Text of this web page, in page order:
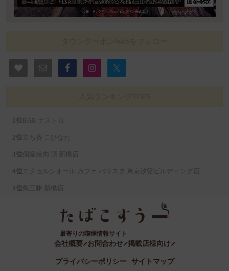
BAR ナストロ
立ち呑 こひなた
個室焼肉 頂 新橋店
エクセルシオール カフェ バリスタ 東京汐留ビルディング店
鳥三昧 新橋店
最寄りの喫煙情報サイト
会社概要 お問合わせ 掲載店様向け
プライバシーポリシー サイトマップ